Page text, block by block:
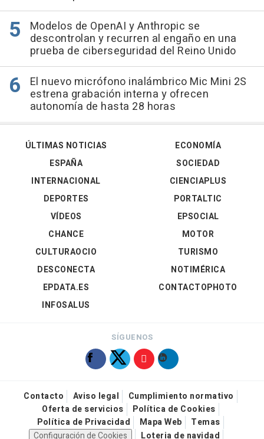
Modelos de OpenAI y Anthropic se
descontrolan y recurren al engaño en una
prueba de ciberseguridad del Reino Unido
El nuevo micrófono inalámbrico Mic Mini 2S
estrena grabación interna y ofrecen
autonomía de hasta 28 horas
ÚLTIMAS NOTICIAS
ESPAÑA
INTERNACIONAL
DEPORTES
VÍDEOS
ECONOMÍA
SOCIEDAD
CIENCIAPLUS
PORTALTIC
EPSOCIAL
CHANCE
CULTURAOCIO
DESCONECTA
EPDATA.ES
INFOSALUS
MOTOR
TURISMO
NOTIMÉRICA
CONTACTOPHOTO
SÍGUENOS
Contacto Aviso legal
Cumplimiento normativo
Oferta de servicios
Política de Cookies
Política de Privacidad
Mapa Web
Temas
Configuración de Cookies
Loteria de navidad